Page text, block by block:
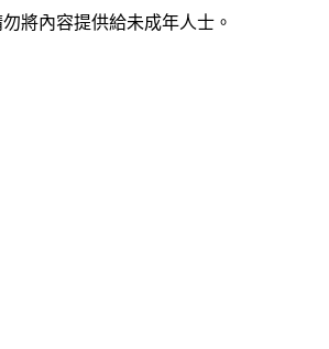
將內容提供給未成年人士。